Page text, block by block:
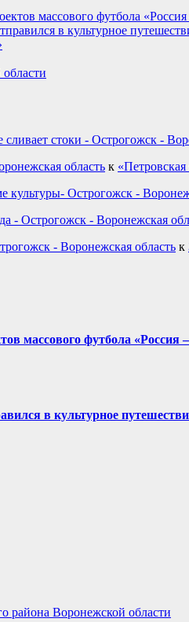
массового футбола
в культурное
стоки - Острогожск -
область к
Острогожск -
- Острогожск - Воронежская
- Воронежская область к
массового футбола «Россия
в культурное